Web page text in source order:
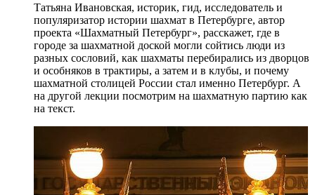
Татьяна Ивановская, историк, гид, исследователь и
популяризатор истории шахмат в Петербурге, автор
проекта «Шахматный Петербург», расскажет, где в
городе за шахматной доской могли сойтись люди из
разных сословий, как шахматы перебирались из дворцов
и особняков в трактиры, а затем и в клубы, и почему
шахматной столицей России стал именно Петербург. А
на другой лекции посмотрим на шахматную партию как
на текст.